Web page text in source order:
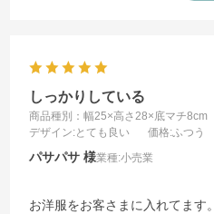
しっかりしている
商品種別：幅25×高さ28×底マチ8cm
デザイン:とても良い 価格:ふつう
パサパサ 業種:小売業
お洋服をお客さまに入れてます。